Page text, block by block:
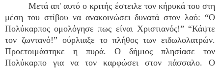
Μετά απ' αυτό ο κριτής έστειλε τον κήρυκά του στη
μέση του στίβου να ανακοινώσει δυνατά στον λαό: “Ο
Πολύκαρπος ομολόγησε πως είναι Χριστιανός!” “Κάψτε
τον ζωντανό!” ούρλιαξε το πλήθος των ειδωλολατρών.
Προετοιμάστηκε η πυρά. Ο δήμιος πλησίασε τον
Πολύκαρπο για να τον καρφώσει στον πάσσαλο. Ο